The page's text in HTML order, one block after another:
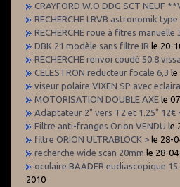
CRAYFORD W.O DDG SCT NEUF
RECHERCHE LRVB astronomik type
RECHERCHE roue à fitres manuelle
DBK 21 modèle sans filtre IR le 20-
RECHERCHE renvoi coudé 50.8
CELESTRON reducteur focale 6,3
viseur polaire VIXEN SP avec
MOTORISATION DOUBLE AXE le
Adaptateur 2" vers T2 et 1.25" 12€
Filtre anti-franges Orion VENDU le
filtre ORION ULTRABLOCK > le 28-
recherche wide scan 20mm le 28-
oculaire BAADER eudiascopique
2010